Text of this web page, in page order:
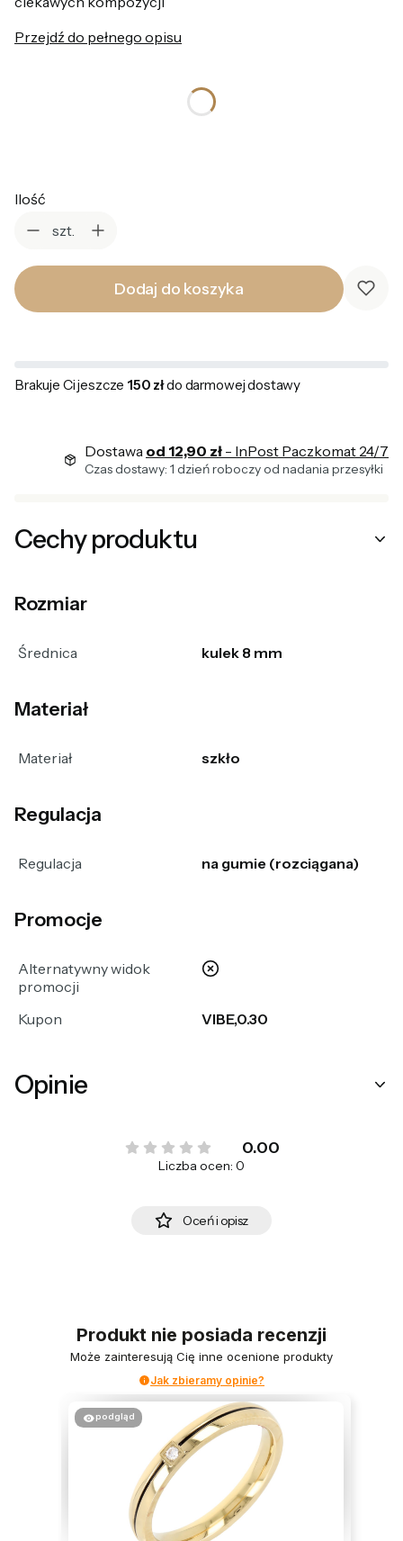
Przejdź do pełnego opisu
Ilość
szt.
Dodaj do koszyka
Brakuje Ci jeszcze 150 złdo darmowej dostawy
Dostawa od 12,90 zł - InPost Paczkomat 24/7
Czas dostawy: 1 dzień roboczy od nadania przesyłki
Cechy produktu
Rozmiar
Średnica kulek 8 mm
Materiał
Materiał szkło
Regulacja
Regulacja na gumie (rozciągana)
Promocje
Alternatywny widok
promocji
nie
Kupon VIBE,0.30
Opinie
0.00
Liczba ocen: 0
Oceń i opisz
Produkt nie posiada recenzji
Może zainteresują Cię inne ocenione produkty
Jak zbieramy opinie?
podgląd